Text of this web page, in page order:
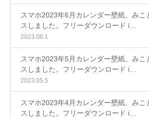
スマホ2023年6月カレンダー壁紙、みこ
スしました。フリーダウンロード i…
2023.06.1
スマホ2023年5月カレンダー壁紙、みこ
スしました。フリーダウンロード i…
2023.05.5
スマホ2023年4月カレンダー壁紙、みこ
スしました。フリーダウンロード i…